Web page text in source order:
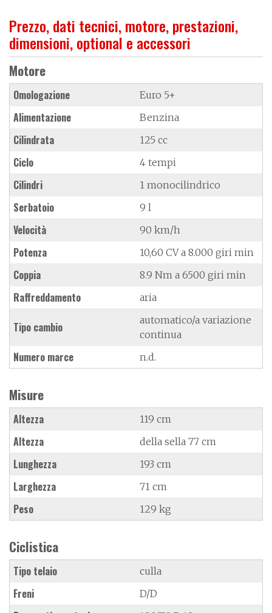
Prezzo, dati tecnici, motore, prestazioni,
dimensioni, optional e accessori
Motore
Omologazione Euro 5+
Alimentazione Benzina
Cilindrata 125 cc
Ciclo 4 tempi
Cilindri 1 monocilindrico
Serbatoio 9 l
Velocità 90 km/h
Potenza 10,60 CV a 8.000 giri min
Coppia 8.9 Nm a 6500 giri min
Raffreddamento aria
Tipo cambio
automatico/a variazione
continua
Numero marce n.d.
Misure
Altezza 119 cm
Altezza della sella 77 cm
Lunghezza 193 cm
Larghezza 71 cm
Peso 129 kg
Ciclistica
Tipo telaio culla
Freni D/D